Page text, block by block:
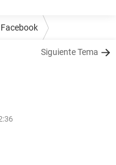
Facebook
Siguiente Tema